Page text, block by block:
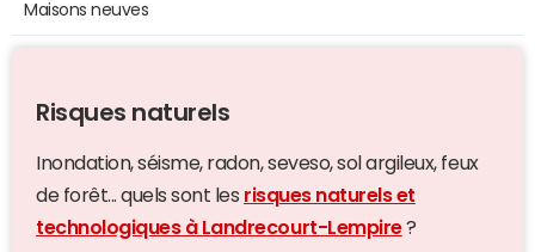
Maisons neuves
Risques naturels
Inondation, séisme, radon, seveso, sol argileux, feux
de forêt... quels sont les risques naturels et
technologiques à Landrecourt-Lempire?